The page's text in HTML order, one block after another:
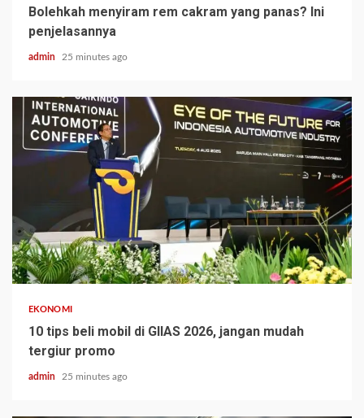
Bolehkah menyiram rem cakram yang panas? Ini
penjelasannya
admin 25 minutes ago
EKONOMI
10 tips beli mobil di GIIAS 2026, jangan mudah
tergiur promo
admin 25 minutes ago